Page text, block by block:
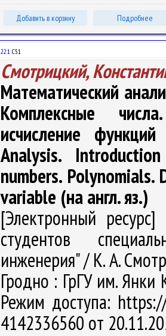
Добавить в корзину Подробнее
22.1 С51
Смотрицкий,
Математический
Комплексные
исчисление
Analysis.
numbers.
variable (на англ. яз.)
[Электронный
студентов
инженерия" / К. А.
Гродно : ГрГУ им. Янки
Режим доступа:
4142336560 от